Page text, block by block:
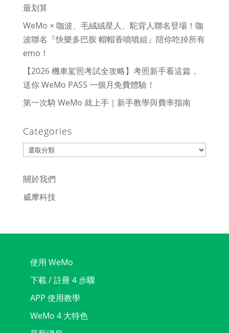
最划算
WeMo × 咖波、毛絨絨星人、駝背人聯名登場！咖
波聯名『快樂多巴胺 帽帽香噴噴組』陪你吃掉所有
emo！
【2026 機車駕照考試全攻略】考照新手看這篇，
送你 WeMo PASS 一個月免費體驗！
第一次騎 WeMo 就上手｜新手教學與費率指南
Categories
Categories
關於我們
威摩科技
使用 WeMo
下載 / 註冊 4 步驟
APP 使用教學
WeMo 4 大特色